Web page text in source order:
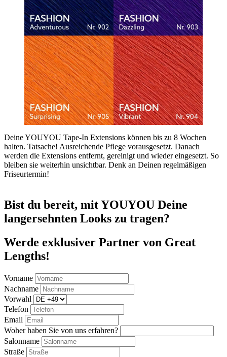
Deine YOUYOU Tape-In Extensions können bis zu 8 Wochen
halten. Tatsache! Ausreichende Pflege vorausgesetzt. Danach
werden die Extensions entfernt, gereinigt und wieder eingesetzt. So
bleiben sie weiterhin unsichtbar. Denk an Deinen regelmäßigen
Friseurtermin!
Bist du bereit, mit YOUYOU Deine
langersehnten Looks zu tragen?
Werde exklusiver Partner von Great
Lengths!
Vorname
Nachname
Vorwahl
Telefon
Email
Woher haben Sie von uns erfahren?
Salonname
Straße